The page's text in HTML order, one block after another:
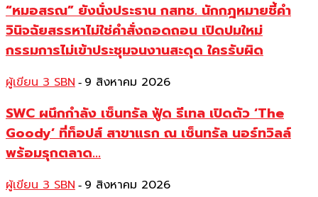
“หมอสรณ” ยังนั่งประธาน กสทช. นักกฎหมายชี้คำ
วินิจฉัยสรรหาไม่ใช่คำสั่งถอดถอน เปิดปมใหม่
กรรมการไม่เข้าประชุมจนงานสะดุด ใครรับผิด
ผู้เขียน 3 SBN - 9 สิงหาคม 2026
SWC ผนึกกำลัง เซ็นทรัล ฟู้ด รีเทล เปิดตัว ‘The
Goody’ ที่ท็อปส์ สาขาแรก ณ เซ็นทรัล นอร์ทวิลล์
พร้อมรุกตลาด...
ผู้เขียน 3 SBN - 9 สิงหาคม 2026